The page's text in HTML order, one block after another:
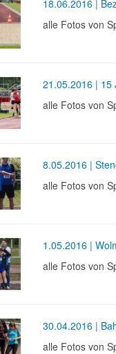
18.06.2016 |
alle Fotos von
21.05.2016 | 15
alle Fotos von
8.05.2016 |
alle Fotos von
1.05.2016 |
alle Fotos von
30.04.2016 |
alle Fotos von